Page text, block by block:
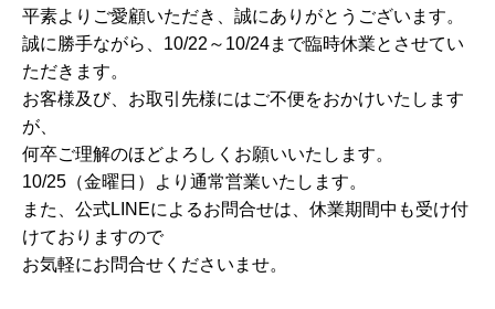
平素よりご愛顧いただき、誠にありがとうございます。
誠に勝手ながら、10/22～10/24まで臨時休業とさせてい
ただきます。
お客様及び、お取引先様にはご不便をおかけいたします
が、
何卒ご理解のほどよろしくお願いいたします。
10/25（金曜日）より通常営業いたします。
また、公式LINEによるお問合せは、休業期間中も受け付
けておりますので
お気軽にお問合せくださいませ。